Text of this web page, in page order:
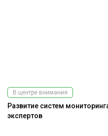
В центре внимания
Развитие систем
экспертов